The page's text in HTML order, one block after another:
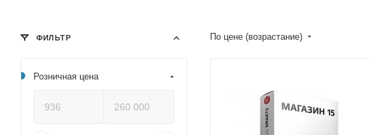
По цене (возрастание)
ФИЛЬТР
Розничная цена